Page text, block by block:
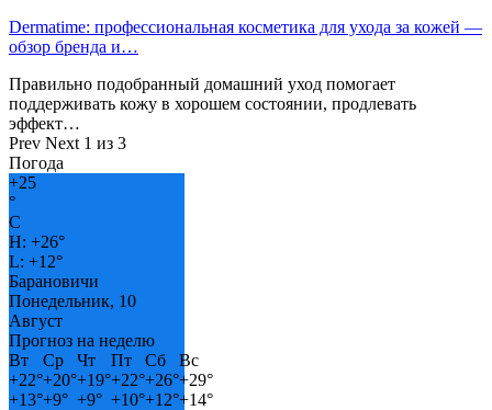
Dermatime: профессиональная косметика для ухода за кожей —
обзор бренда и…
Правильно подобранный домашний уход помогает
поддерживать кожу в хорошем состоянии, продлевать
эффект…
Prev Next 1 из 3
Погода
+25
°
C
H: +26°
L: +12°
Барановичи
Понедельник, 10
Август
Прогноз на неделю
Вт
Ср Чт Пт Сб
Вс
+22°+20°+19°+22°+26°+29°
+13°+9° +9° +10°+12°+14°